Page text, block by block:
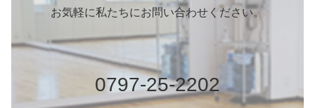
お気軽に私たちにお問い合わせください。
0797-25-2202